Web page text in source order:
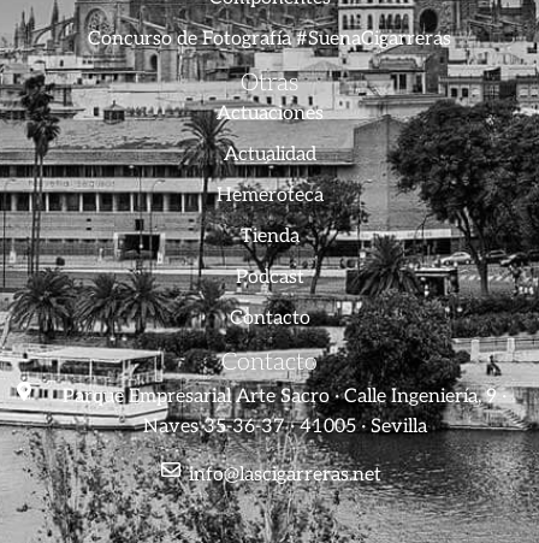
Concurso de Fotografía #SuenaCigarreras
Otras
Actuaciones
Actualidad
Hemeroteca
Tienda
Podcast
Contacto
Contacto
Parque Empresarial Arte Sacro · Calle Ingeniería, 9 ·
Naves 35-36-37 · 41005 · Sevilla
info@lascigarreras.net